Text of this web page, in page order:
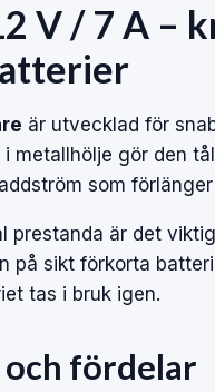
V / 7 A –
är utvecklad för
metallhölje gör den
som
prestanda är det
på sikt förkorta
tas i bruk igen.
och fördelar